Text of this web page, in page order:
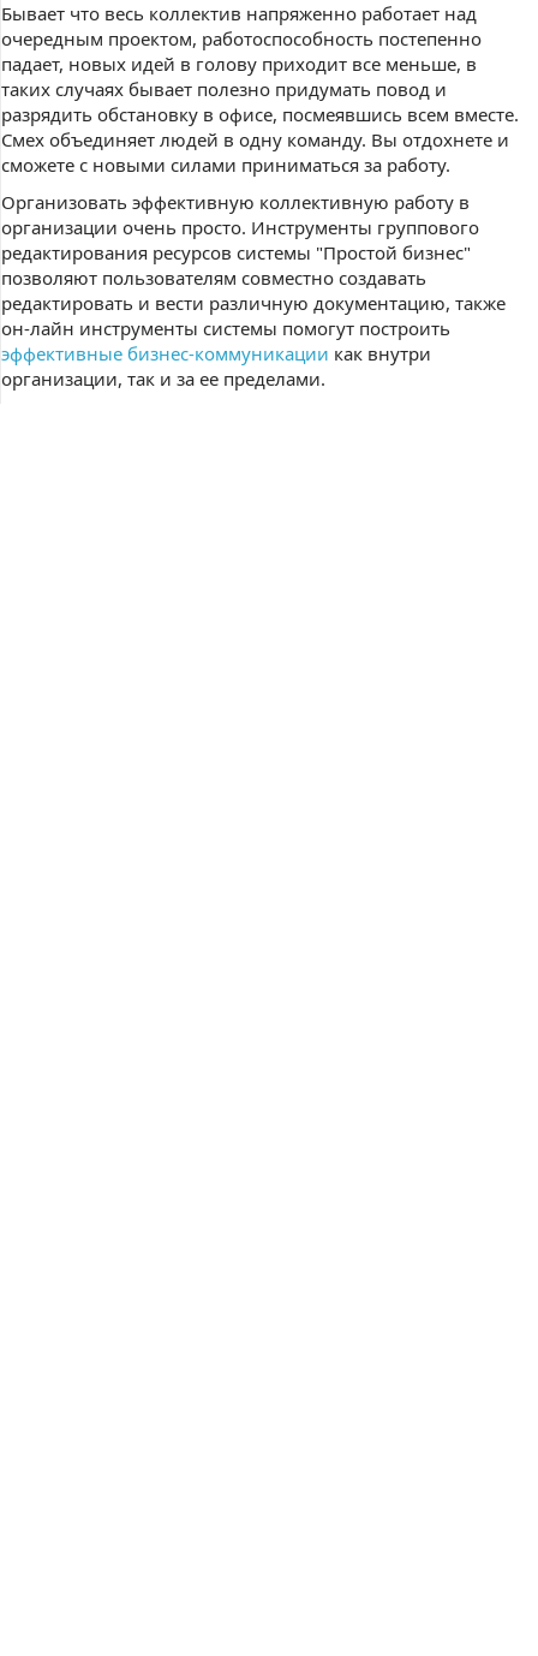
Бывает что весь коллектив напряженно работает над
очередным проектом, работоспособность постепенно
падает, новых идей в голову приходит все меньше, в
таких случаях бывает полезно придумать повод и
разрядить обстановку в офисе, посмеявшись всем вместе.
Смех объединяет людей в одну команду. Вы отдохнете и
сможете с новыми силами приниматься за работу.
Организовать эффективную коллективную работу в
организации очень просто. Инструменты группового
редактирования ресурсов системы "Простой бизнес"
позволяют пользователям совместно создавать
редактировать и вести различную документацию, также
он-лайн инструменты системы помогут построить
эффективные бизнес-коммуникации как внутри
организации, так и за ее пределами.